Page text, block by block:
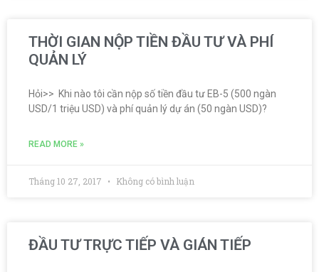
THỜI GIAN NỘP TIỀN ĐẦU TƯ VÀ PHÍ
QUẢN LÝ
Hỏi>> Khi nào tôi cần nộp số tiền đầu tư EB-5 (500 ngàn
USD/1 triệu USD) và phí quản lý dự án (50 ngàn USD)?
READ MORE »
Tháng 10 27, 2017 Không có bình luận
ĐẦU TƯ TRỰC TIẾP VÀ GIÁN TIẾP